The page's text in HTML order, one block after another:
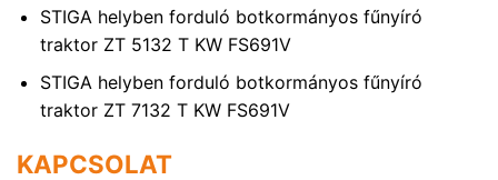
STIGA helyben forduló botkormányos fűnyíró
traktor ZT 5132 T KW FS691V
STIGA helyben forduló botkormányos fűnyíró
traktor ZT 7132 T KW FS691V
KAPCSOLAT